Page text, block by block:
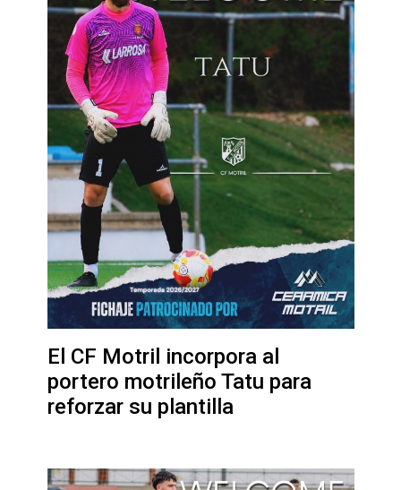
El CF Motril incorpora al
portero motrileño Tatu para
reforzar su plantilla